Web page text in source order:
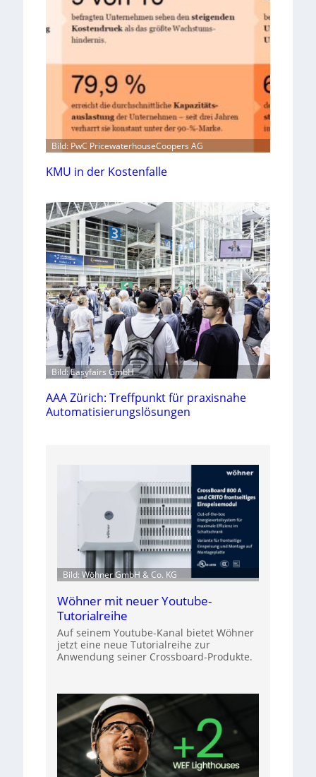
Bild: PwC PricewaterhouseCoopers AG
KMU in der Kostenfalle
Bild: Easyfairs GmbH
AAA Zürich: Treffpunkt für praxisnahe
Automatisierungslösungen
Bild: Wöhner GmbH & Co. KG
Wöhner mit neuer Youtube-
Tutorialreihe
Auf seinem Youtube-Kanal bietet Wöhner
jetzt eine neue Tutorialreihe zur
Anwendung seiner Crossboard-Produkte.